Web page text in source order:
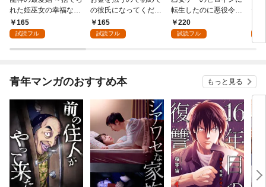
れた姫巫女の幸福な嫁
入り～: 1
165
試読フル
の彼氏になってくださ
い: 1
165
試読フル
転生したのに悪役令嬢
の弟（攻略対象外）に
執着えっちされるんで
220
試読フル
た
青年マンガのおすすめ本 もっと見る